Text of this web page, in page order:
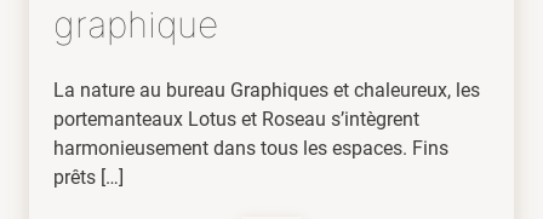
graphique
La nature au bureau Graphiques et chaleureux, les
portemanteaux Lotus et Roseau s’intègrent
harmonieusement dans tous les espaces. Fins
prêts […]